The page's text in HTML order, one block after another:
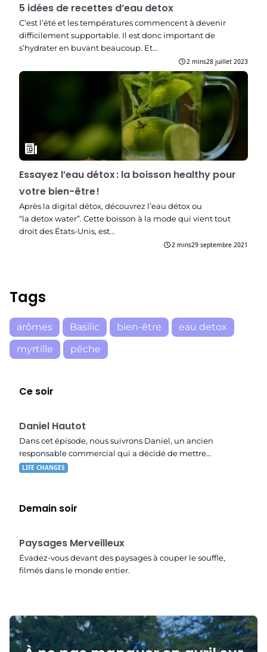
5 idées de recettes d’eau detox
C’est l’été et les températures commencent à devenir
difficilement supportable. Il est donc important de
s’hydrater en buvant beaucoup. Et…
2 mins28 juillet 2023
Essayez l’eau détox : la boisson healthy pour
votre bien-être !
Après la digital détox, découvrez l’eau détox ou
“la detox water”. Cette boisson à la mode qui vient tout
droit des États-Unis, est…
2 mins29 septembre 2021
Tags
arômes Basilic bien-être
eau detox
myrtille
pêche
Ce soir
19:47
Daniel Hautot
Dans cet épisode, nous suivrons Daniel, un ancien
responsable commercial qui a décidé de mettre…
LIFE CHANGES
Demain soir
22:40
Paysages Merveilleux
Évadez-vous devant des paysages à couper le souffle,
filmés dans le monde entier.